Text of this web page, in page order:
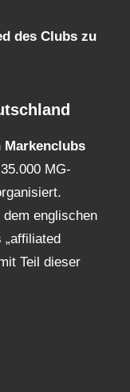
des Clubs zu
Markenclubs
MG-
englischen
„affiliated
Teil dieser